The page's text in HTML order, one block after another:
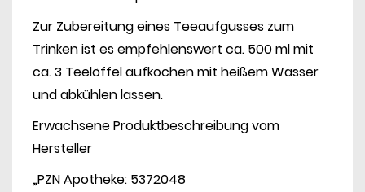
Zur Zubereitung eines Teeaufgusses zum
Trinken ist es empfehlenswert ca. 500 ml mit
ca. 3 Teelöffel aufkochen mit heißem Wasser
und abkühlen lassen.
Erwachsene Produktbeschreibung vom
Hersteller
„PZN Apotheke: 5372048